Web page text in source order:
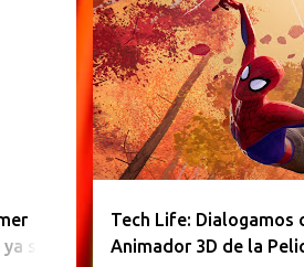
se
Tech Life: Dialogamos
Animador 3D de la
TECH LIFE